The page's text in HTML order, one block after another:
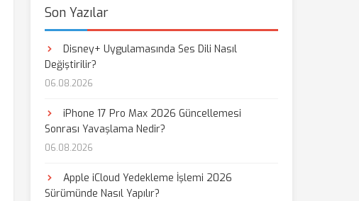
Son Yazılar
Disney+ Uygulamasında Ses Dili Nasıl
Değiştirilir?
06.08.2026
iPhone 17 Pro Max 2026 Güncellemesi
Sonrası Yavaşlama Nedir?
06.08.2026
Apple iCloud Yedekleme İşlemi 2026
Sürümünde Nasıl Yapılır?